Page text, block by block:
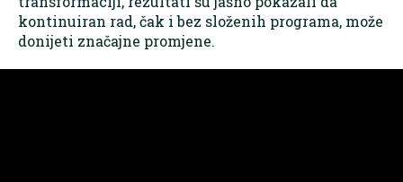
kontinuiran rad, čak i bez složenih programa, može
donijeti značajne promjene.